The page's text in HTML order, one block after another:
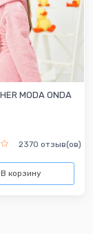
MODA ONDA
2370 отзыв(ов)
В корзину